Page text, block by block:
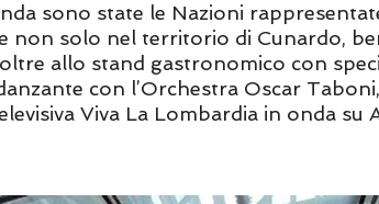
sono state le Nazioni
non solo nel territorio di Cunardo,
allo stand gastronomico con
con l’Orchestra Oscar
Viva La Lombardia in onda su